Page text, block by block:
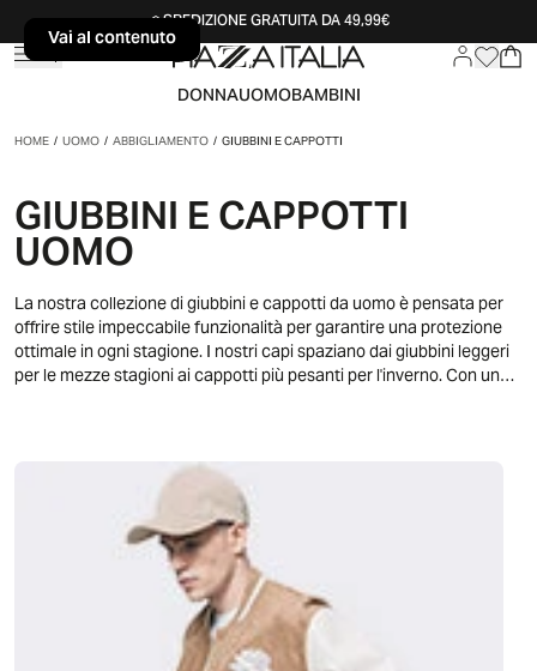
Vai al contenutoSPEDIZIONE GRATUITA DA 49,99€
DONNAUOMOBAMBINI
HOME/UOMO/ABBIGLIAMENTO/GIUBBINI E CAPPOTTI
GIUBBINI E CAPPOTTI
UOMO
La nostra collezione di giubbini e cappotti da uomo è pensata per
offrire stile impeccabile funzionalità per garantire una protezione
ottimale in ogni stagione. I nostri capi spaziano dai giubbini leggeri
per le mezze stagioni ai cappotti più pesanti per l'inverno. Con una
Vai al contenuto